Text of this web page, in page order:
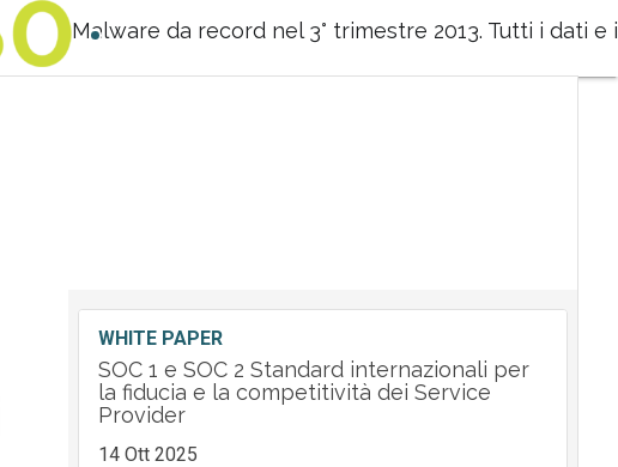
Malware da record nel 3° trimestre 2013. Tutti i dati
WHITE PAPER
SOC 1 e SOC 2 Standard internazionali per
la fiducia e la competitività dei Service
Provider
14 Ott 2025